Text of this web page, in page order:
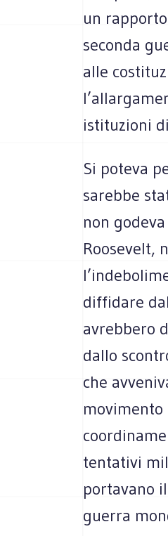
un
seconda
alle
istituzioni
Si poteva
sarebbe
non
Roosevelt,
diffidare
avrebbero
dallo
che
movimento
tentativi
portavano
guerra